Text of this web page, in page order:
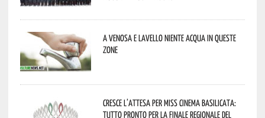
A Venosa e Lavello niente acqua in queste
zone
Cresce l’attesa per Miss Cinema Basilicata:
tutto pronto per la finale regionale del